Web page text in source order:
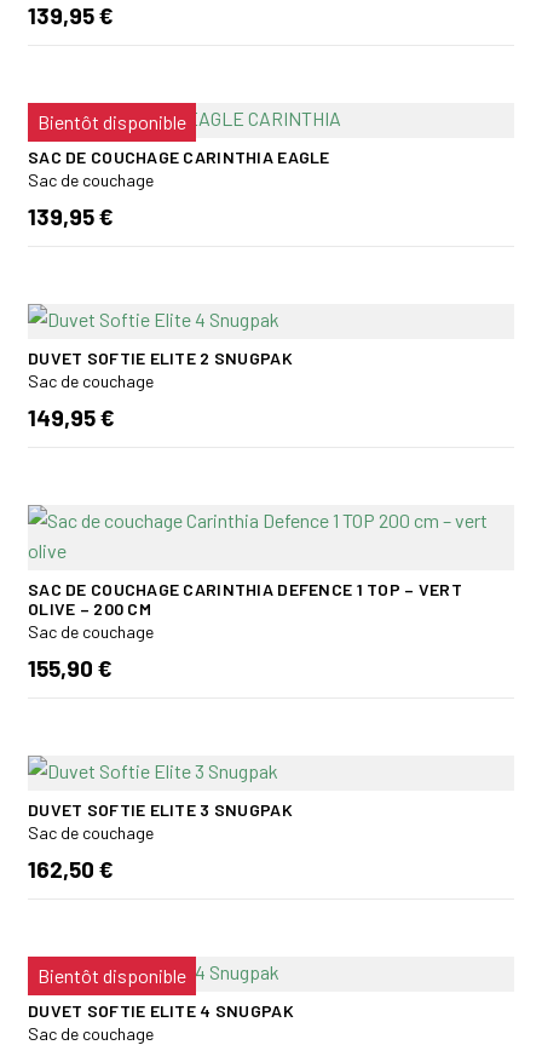
139,95 €
Bientôt disponible
SAC DE COUCHAGE CARINTHIA EAGLE
Sac de couchage
139,95 €
DUVET SOFTIE ELITE 2 SNUGPAK
Sac de couchage
149,95 €
SAC DE COUCHAGE CARINTHIA DEFENCE 1 TOP – VERT
OLIVE – 200 CM
Sac de couchage
155,90 €
DUVET SOFTIE ELITE 3 SNUGPAK
Sac de couchage
162,50 €
Bientôt disponible
DUVET SOFTIE ELITE 4 SNUGPAK
Sac de couchage